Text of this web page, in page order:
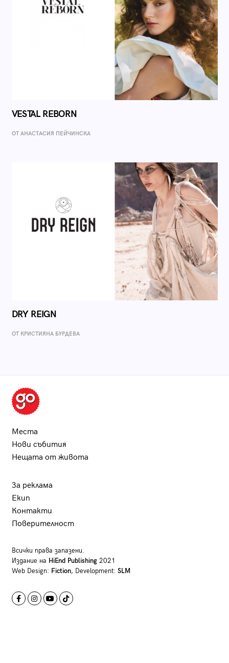
VESTAL REBORN
ОТ AНАСТАСИЯ ПЕЙЧИНСКА
DRY REIGN
ОТ КРИСТИЯНА БУРДЕВА
Места
Нови събития
Нещата от живота
За реклама
Екип
Контакти
Поверителност
Всички права запазени.
Издание на HiEnd Publishing2021
Web Design: Fiction, Development: SLM